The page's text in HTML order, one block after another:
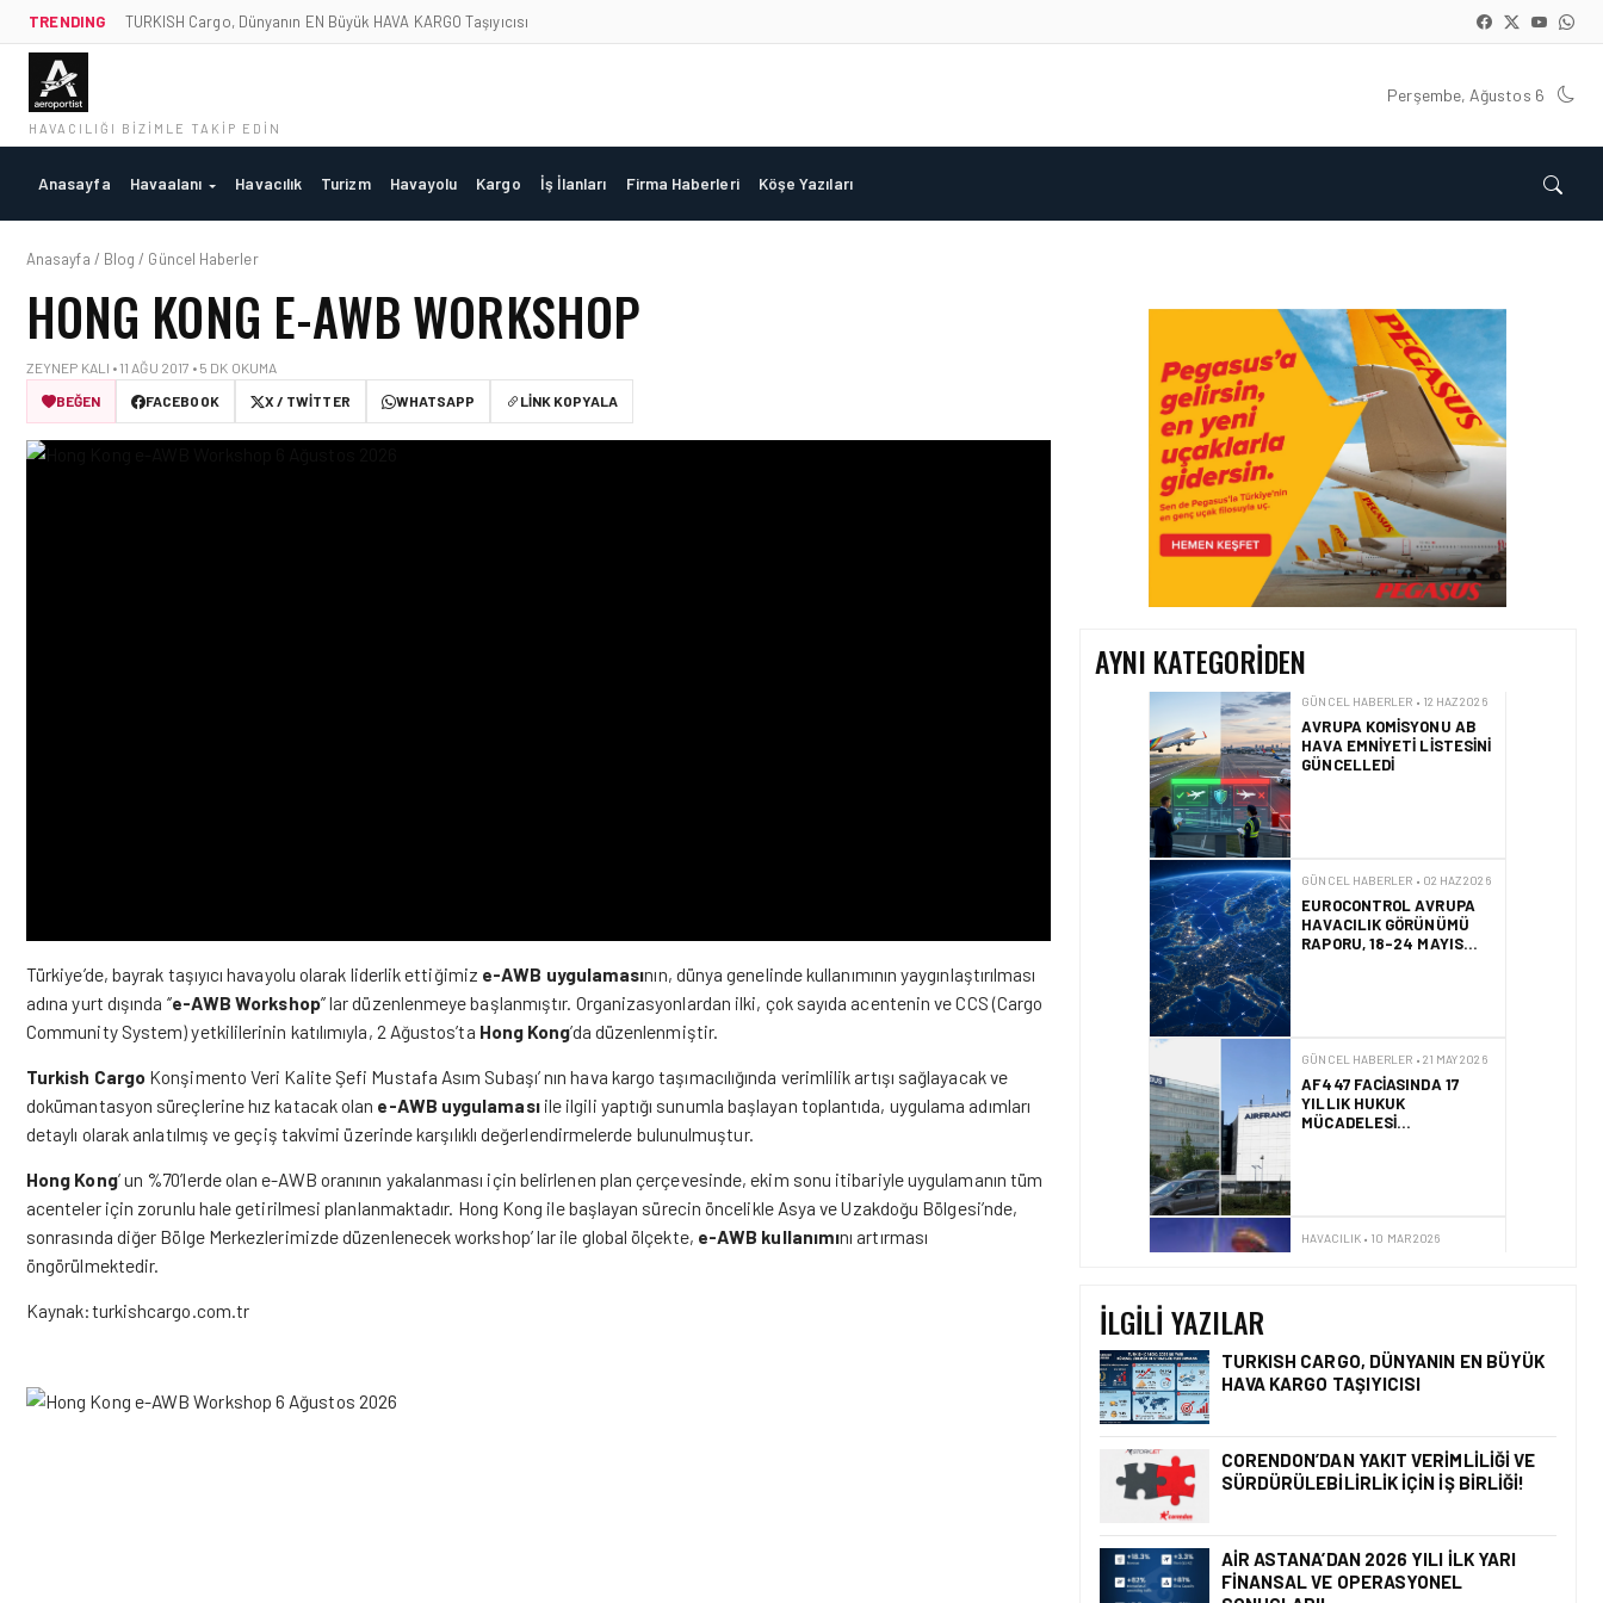
TRENDING TURKISH Cargo, Dünyanın EN Büyük HAVA KARGO Taşıyıcısı
HAVACILIĞI BIZIMLE TAKIP EDIN
Perşembe, Ağustos 6
Anasayfa Havaalanı Havacılık Turizm Havayolu Kargo İş İlanları Firma Haberleri Köşe Yazıları
Anasayfa / Blog / Güncel Haberler
HONG KONG E-AWB WORKSHOP
ZEYNEP KALI • 11 AĞU 2017 • 5 DK OKUMA
BEĞEN
FACEBOOK X / TWITTER WHATSAPP LINK KOPYALA
Türkiye’de, bayrak taşıyıcı havayolu olarak liderlik ettiğimiz e-AWB uygulamasının, dünya genelinde kullanımının yaygınlaştırılması
adına yurt dışında ‘’e-AWB Workshop’’ lar düzenlenmeye başlanmıştır. Organizasyonlardan ilki, çok sayıda acentenin ve CCS (Cargo
Community System) yetkililerinin katılımıyla, 2 Ağustos’ta Hong Kong’da düzenlenmiştir.
Turkish Cargo Konşimento Veri Kalite Şefi Mustafa Asım Subaşı’ nın hava kargo taşımacılığında verimlilik artışı sağlayacak ve
dokümantasyon süreçlerine hız katacak olan e-AWB uygulamasıile ilgili yaptığı sunumla başlayan toplantıda, uygulama adımları
detaylı olarak anlatılmış ve geçiş takvimi üzerinde karşılıklı değerlendirmelerde bulunulmuştur.
Hong Kong’ un %70’lerde olan e-AWB oranının yakalanması için belirlenen plan çerçevesinde, ekim sonu itibariyle uygulamanın tüm
acenteler için zorunlu hale getirilmesi planlanmaktadır. Hong Kong ile başlayan sürecin öncelikle Asya ve Uzakdoğu Bölgesi’nde,
sonrasında diğer Bölge Merkezlerimizde düzenlenecek workshop’ lar ile global ölçekte, e-AWB kullanımını artırması
öngörülmektedir.
Kaynak:turkishcargo.com.tr
AYNI KATEGORIDEN
GÜNCEL HABERLER • 22 TEM 2026
OKYANUSU KÜREK
ÇEKEREK AŞACAK İLK
TÜRK TAKIMINA GURUR
DOLU DESTEK!
GÜNCEL HABERLER • 12 HAZ 2026
AVRUPA KOMISYONU AB
HAVA EMNIYETI LISTESINI
GÜNCELLEDI
GÜNCEL HABERLER • 02 HAZ 2026
EUROCONTROL AVRUPA
HAVACILIK GÖRÜNÜMÜ
RAPORU, 18-24 MAYIS
2026 HAFTASI
GÜNCEL HABERLER • 21 MAY 2026
AF447 FACIASINDA 17
YILLIK HUKUK
MÜCADELESI
SONUÇLANDI
HAVACILIK • 10 MAR 2026
İSTANBUL HAVALIMANI
AVRUPA’NIN EN YOĞUN
HAVALIMANI OLDU
OKYANUSU KÜREK
ÇEKEREK AŞACAK İLK
TÜRK TAKIMINA GURUR
DOLU DESTEK!
GÜNCEL HABERLER • 12 HAZ 2026
İLGILI YAZILAR
TURKISH CARGO, DÜNYANIN EN BÜYÜK
HAVA KARGO TAŞIYICISI
CORENDON’DAN YAKIT VERIMLILIĞI VE
SÜRDÜRÜLEBILIRLIK IÇIN İŞ BIRLIĞI!
AIR ASTANA’DAN 2026 YILI İLK YARI
FINANSAL VE OPERASYONEL